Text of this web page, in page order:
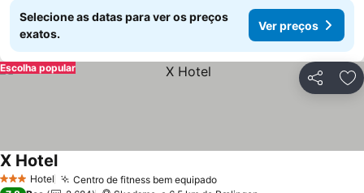
Selecione as datas para ver os preços
exatos.
Ver preços
Partilhar
Escolha popular
3 EstrelasHotel Centro de fitness bem equipado
X Hotel